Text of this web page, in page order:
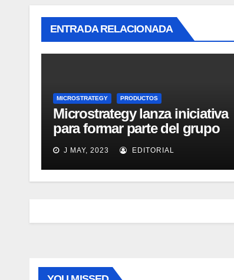
ENTRADA RELACIONADA
MICROSTRATEGY PRODUCTOS
Microstrategy lanza iniciativa
para formar parte del grupo
MicroStrategy Business
Intelligence Group en LinkedIn
J MAY, 2023 EDITORIAL